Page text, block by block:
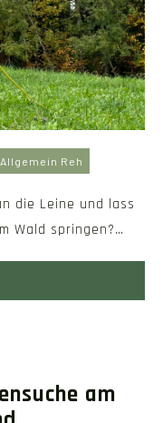
Allgemein Reh
die Leine und lass
Wald springen?…
am